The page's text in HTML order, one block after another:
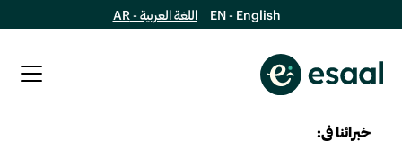
EN - English اللغة العربية - AR
خبرائنا فى: